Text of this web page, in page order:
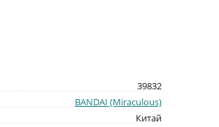
39832
BANDAI (Miraculous)
Китай